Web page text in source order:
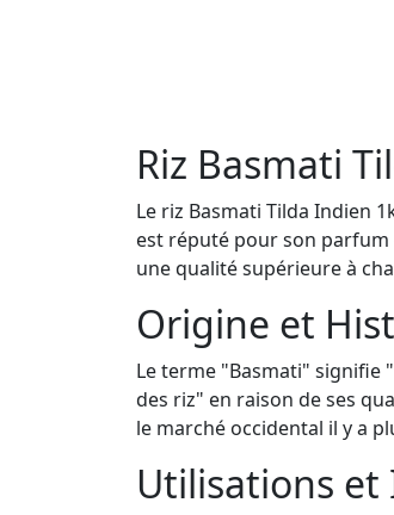
Riz Basmati
Le riz Basmati Tilda Indien
est réputé pour son
une qualité supérieure à
Origine et
Le terme "Basmati" signifie
des riz" en raison de ses
le marché occidental il y a
Utilisations et